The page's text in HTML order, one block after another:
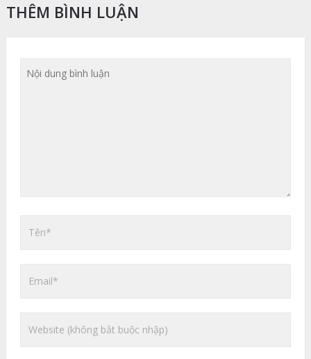
THÊM BÌNH LUẬN